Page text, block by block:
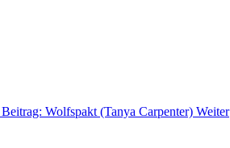
Wolfspakt (Tanya Carpenter) Weiter